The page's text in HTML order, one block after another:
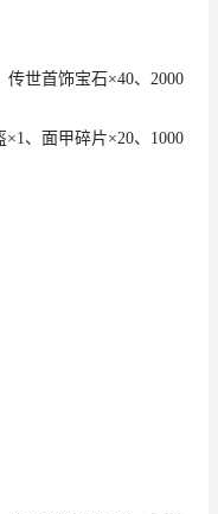
世首饰宝石×40、2000
、面甲碎片×20、1000